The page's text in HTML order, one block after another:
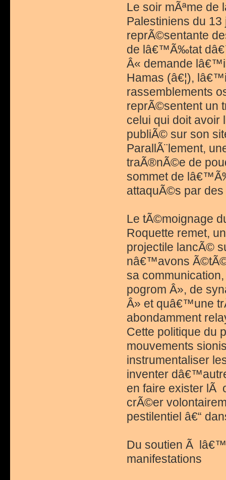
Le soir mÃªme de
Palestiniens du
reprÃ©sentante
de lâ€™Ã‰tat
Â« demande
Hamas (â€¦),
rassemblements
reprÃ©sentent un
celui qui doit
publiÃ© sur son
ParallÃ¨lement,
traÃ®nÃ©e de
sommet de
attaquÃ©s par
Le tÃ©moignage
Roquette remet,
projectile lancÃ©
nâ€™avons
sa
pogrom Â», de
Â» et quâ€™une
abondamment
Cette politique du
mouvements
instrumentaliser
inventer
en faire exister lÃ
crÃ©er
pestilentiel â€“
Du soutien Ã
manifestations